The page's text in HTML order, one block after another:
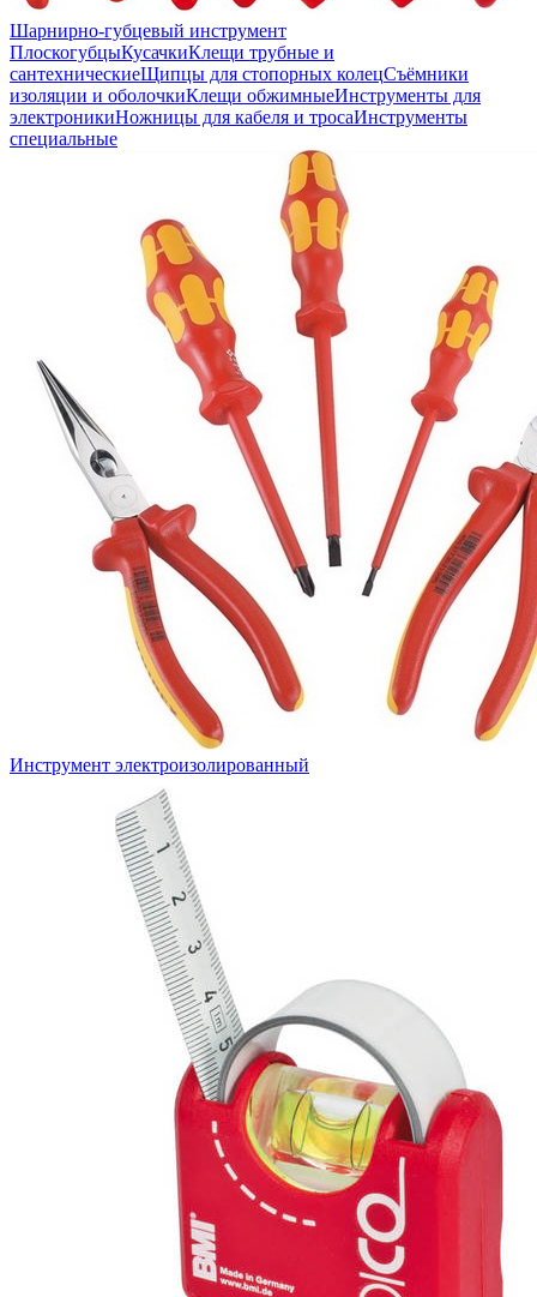
Шарнирно-губцевый инструмент
ПлоскогубцыКусачкиКлещи трубные и
сантехническиеЩипцы для стопорных колецСъёмники
изоляции и оболочкиКлещи обжимныеИнструменты для
электроникиНожницы для кабеля и тросаИнструменты
специальные
Инструмент электроизолированный